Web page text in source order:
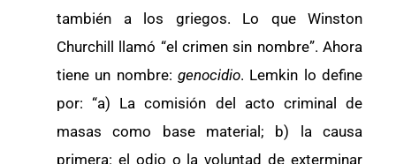
también a los griegos. Lo que Winston
Churchill llamó “el crimen sin nombre”. Ahora
tiene un nombre: genocidio. Lemkin lo define
por: “a) La comisión del acto criminal de
masas como base material; b) la causa
primera: el odio o la voluntad de exterminar